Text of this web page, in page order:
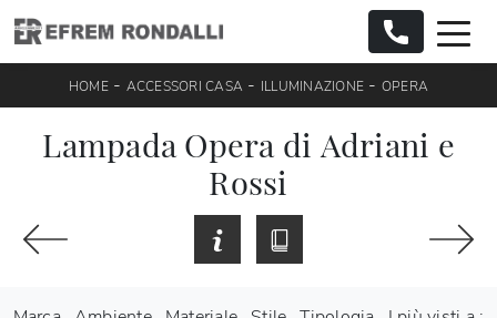
HOME- ACCESSORI CASA - ILLUMINAZIONE - OPERA
Lampada Opera di Adriani e
Rossi